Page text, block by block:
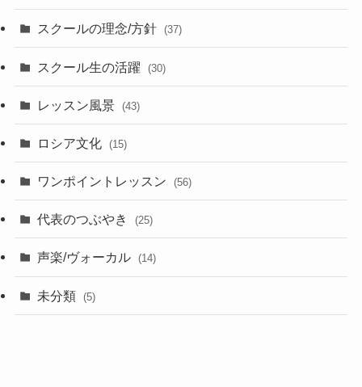
スクールの理念/方針 (37)
スクール生の活躍 (30)
レッスン風景 (43)
ロシア文化 (15)
ワンポイントレッスン (56)
代表のつぶやき (25)
声楽/ヴォーカル (14)
未分類 (5)